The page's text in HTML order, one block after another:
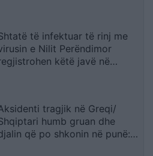
të infektuar të rinj me
e Nilit Perëndimor
këtë javë në
tragjik në Greqi/
humb gruan dhe
që po shkonin në punë: